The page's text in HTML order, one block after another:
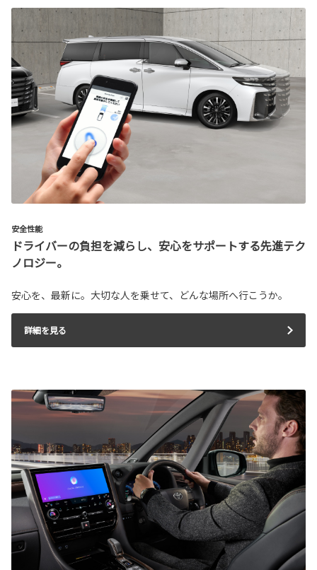
安全性能
ドライバーの負担を減らし、安心をサポートする先進テク
ノロジー。
安心を、最新に。大切な人を乗せて、どんな場所へ行こうか。
詳細を見る